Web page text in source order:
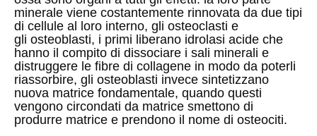
minerale viene costantemente rinnovata da due tipi
di cellule al loro interno, gli osteoclasti e
gli osteoblasti, i primi liberano idrolasi acide che
hanno il compito di dissociare i sali minerali e
distruggere le fibre di collagene in modo da poterli
riassorbire, gli osteoblasti invece sintetizzano
nuova matrice fondamentale, quando questi
vengono circondati da matrice smettono di
produrre matrice e prendono il nome di osteociti.